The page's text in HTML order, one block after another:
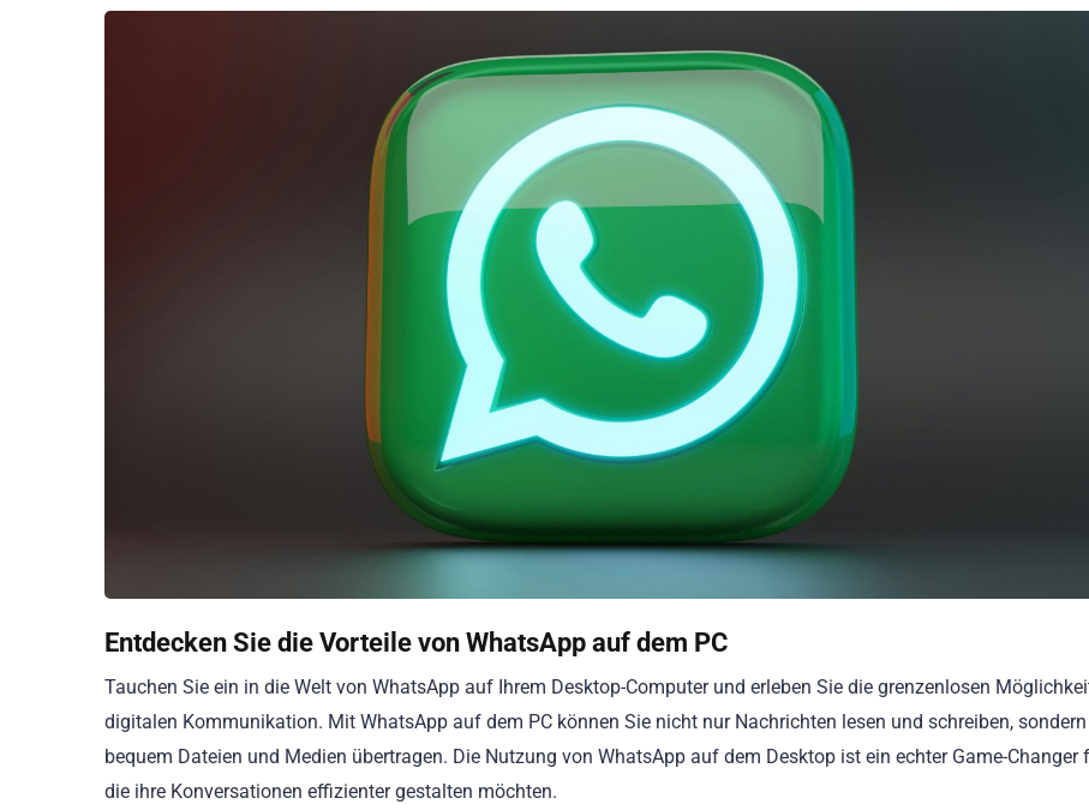
Entdecken Sie die Vorteile von WhatsApp auf dem PC
Tauchen Sie ein in die Welt von WhatsApp auf Ihrem Desktop-Computer und erleben Sie die grenzenlosen
digitalen Kommunikation. Mit WhatsApp auf dem PC können Sie nicht nur Nachrichten lesen und schreiben,
bequem Dateien und Medien übertragen. Die Nutzung von WhatsApp auf dem Desktop ist ein echter Game-Changer
die ihre Konversationen effizienter gestalten möchten.